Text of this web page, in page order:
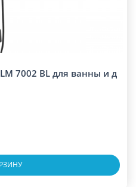
7002 BL для ванны и д